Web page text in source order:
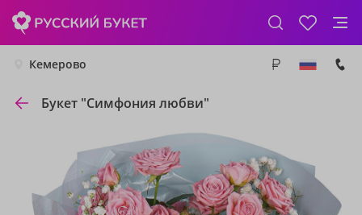
Кемерово
Букет "Симфония любви"